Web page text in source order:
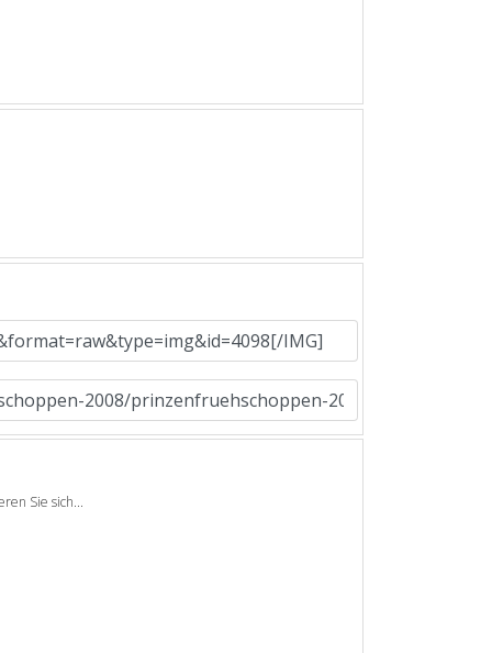
Sie sich...